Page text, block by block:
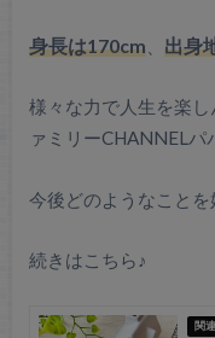
身長は170cm、 出身
様々な力で人生を楽
ァミリーCHANNELパ
今後どのようなことを
続きはこちら♪